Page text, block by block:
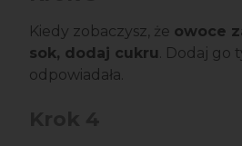
Kiedy zobaczysz, że owoce
sok, dodaj cukru . Dodaj go
odpowiadała.